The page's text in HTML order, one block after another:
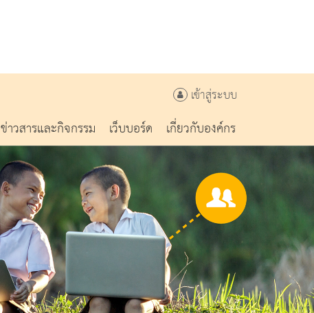
เข้าสู่ระบบ
ข่าวสารและกิจกรรม เว็บบอร์ด เกี่ยวกับองค์กร